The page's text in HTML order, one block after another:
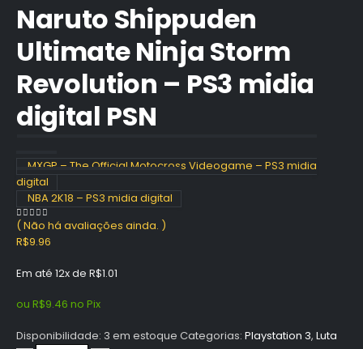
Naruto Shippuden
Ultimate Ninja Storm
Revolution – PS3 midia
digital PSN
MXGP – The Official Motocross Videogame – PS3 midia
digital
NBA 2K18 – PS3 midia digital
0 out of 5
( Não há avaliações ainda. )
R$9.96
Em até 12x de R$1.01
ou R$9.46 no Pix
Disponibilidade: 3 em estoque Categorias: Playstation 3, Luta